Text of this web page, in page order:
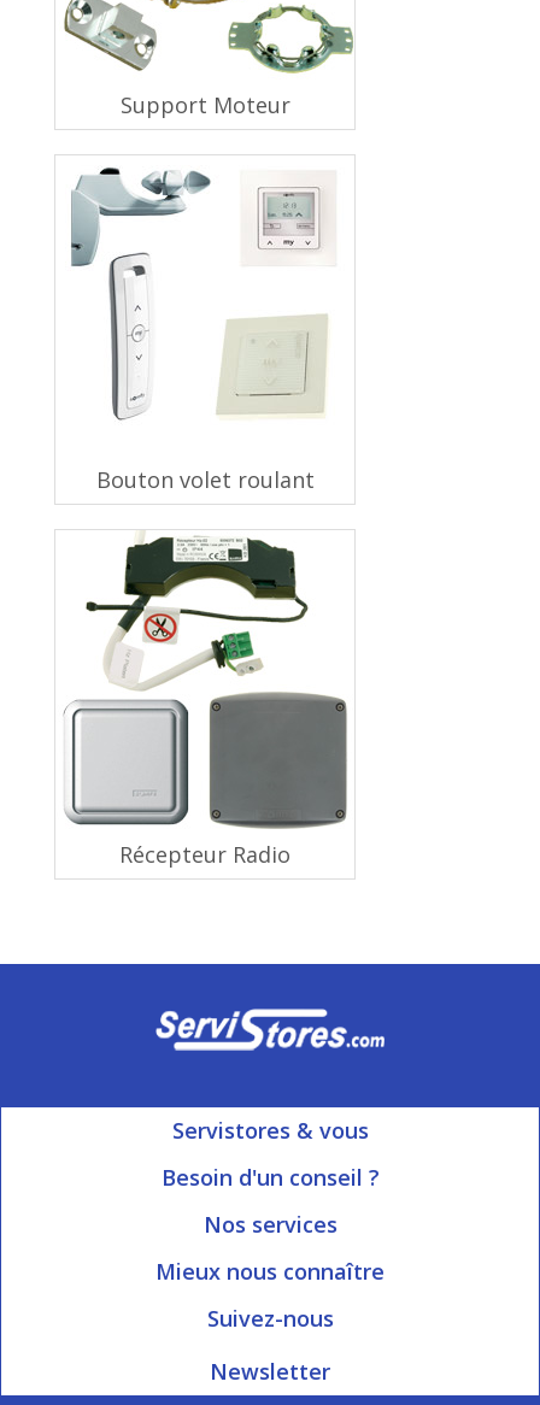
Support Moteur
Bouton volet roulant
Récepteur Radio
Servistores & vous
Mon compte
Besoin d'un conseil ?
Ouvert du Lundi au Vendredi
Nos services
Informations livraison
Blog Servistores
Plan du site
Index articles
Mieux nous connaître
Qui sommes-nous?
Engagé avec vous
Suivez-nous
Newsletter